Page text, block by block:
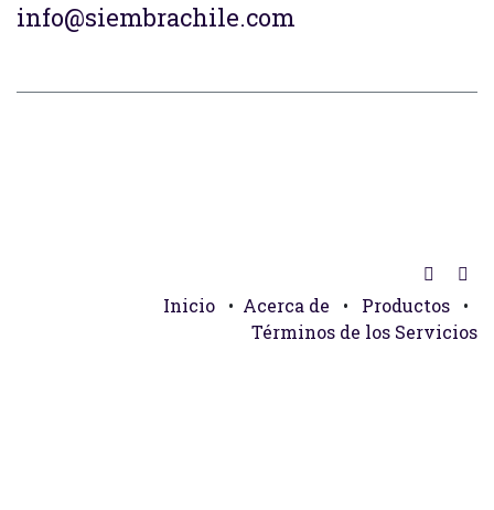
info@siembrachile.com
Inicio • Acerca de • Productos
•
Términos de los Servicios